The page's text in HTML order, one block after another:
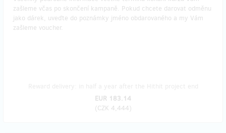
zašleme včas po skončení kampaně. Pokud chcete darovat odměnu
jako dárek, uveďte do poznámky jméno obdarovaného a my Vám
zašleme voucher.
EUR 183.14
(CZK 4,444)